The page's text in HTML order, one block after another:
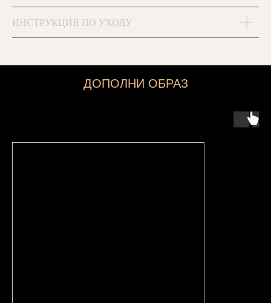
ИНСТРУКЦИЯ ПО УХОДУ
ДОПОЛНИ ОБРАЗ